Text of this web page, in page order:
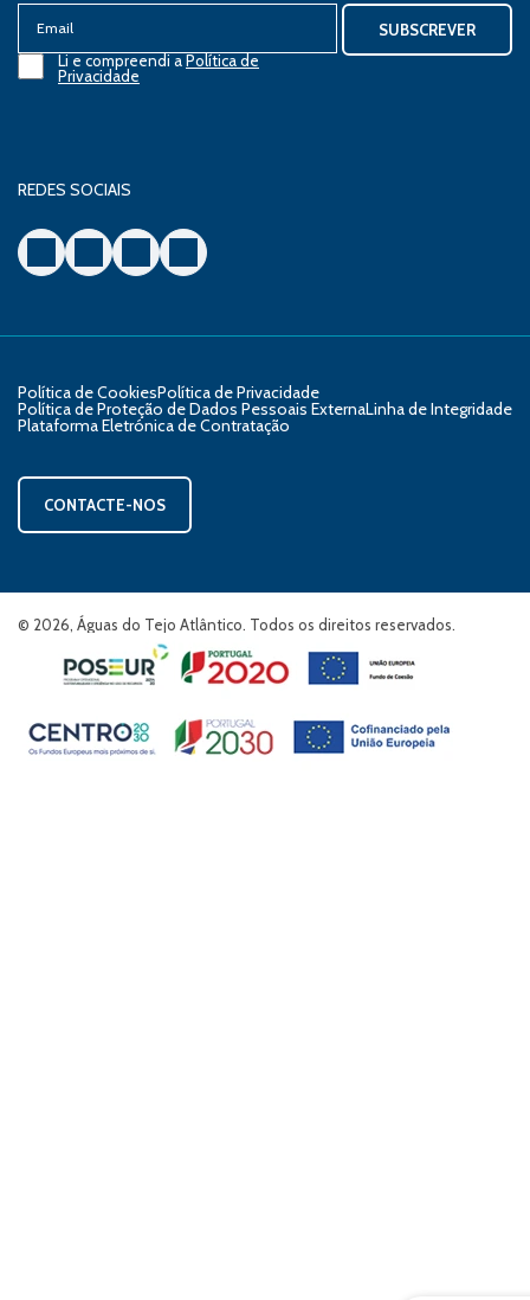
Email
(Obrigatório)
Li e compreendi aPolítica de
Privacidade
SUBSCREVER
REDES SOCIAIS
Visitar
Facebook
Política de CookiesPolítica de Privacidade
Política de Proteção de Dados Pessoais ExternaLinha de Integridade
Plataforma Eletrónica de Contratação
CONTACTE-NOS
© 2026, Águas do Tejo Atlântico. Todos os direitos reservados.